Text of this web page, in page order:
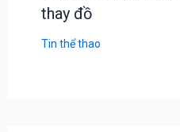
thay đồ
Tin thể thao